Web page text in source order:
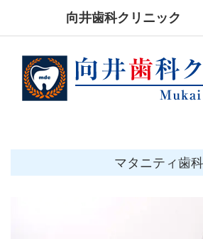
向井歯科クリニック
マタニティ歯科